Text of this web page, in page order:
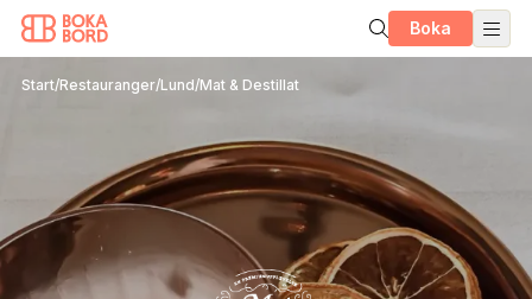
Boka
Start/Restauranger/Lund/Mat & Destillat